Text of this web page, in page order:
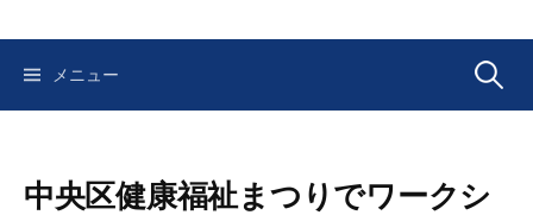
メニュー 検
中央区健康福祉まつりでワークシ